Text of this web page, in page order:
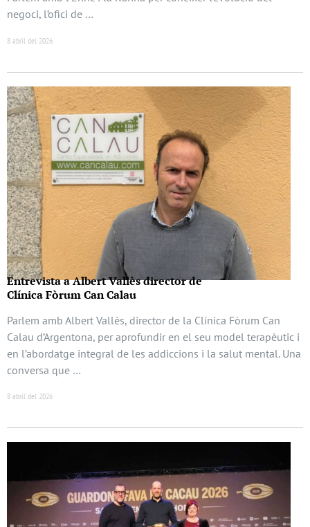
negoci, l’ofici de …
8 abril del 2026
Entrevista a Albert Vallès director de
Clínica Fòrum Can Calau
Parlem amb Albert Vallès, director de la Clínica Fòrum Can
Calau d’Argentona, per aprofundir en el seu model terapèutic i
en l’abordatge integral de les addiccions i la salut mental. Una
conversa que …
8 abril del 2026